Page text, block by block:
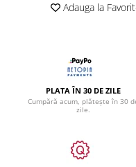
Adauga la
PLATA ÎN 30 DE ZILE
Cumpără acum, plătește în 30
zile.